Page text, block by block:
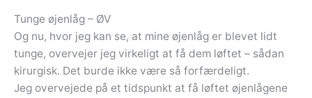
Tunge øjenlåg – ØV
Og nu, hvor jeg kan se, at mine øjenlåg er blevet lidt
tunge, overvejer jeg virkeligt at få dem løftet – sådan
kirurgisk. Det burde ikke være så forfærdeligt.
Jeg overvejede på et tidspunkt at få løftet øjenlågene